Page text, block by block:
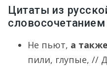
Цитаты из
Не пьют, а также
пили, глупые, //